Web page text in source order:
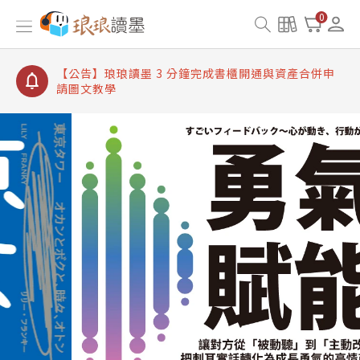
0
【公告】琅琅讀墨書櫃開通常見問題
【公告】琅琅讀墨 3 分鐘完成書櫃開通與資產合併申
【公告】琅琅書店服務升級重要說明及資產合併結果
查詢
【公告】琅琅讀墨數位閱讀資產合併與書櫃開通申請